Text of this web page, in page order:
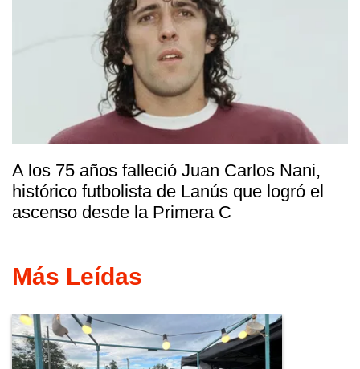
A los 75 años falleció Juan Carlos Nani,
histórico futbolista de Lanús que logró el
ascenso desde la Primera C
Más Leídas